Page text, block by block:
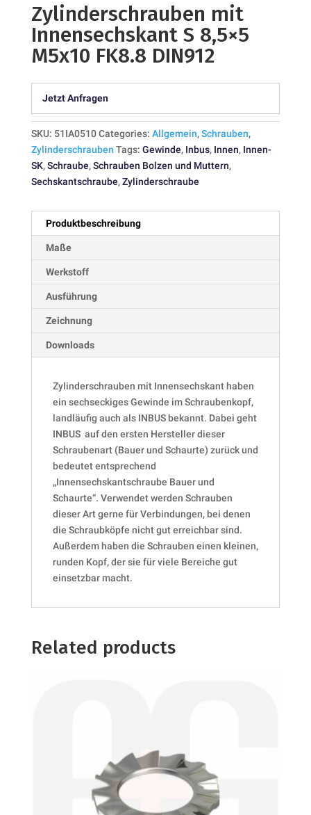
Zylinderschrauben mit
Innensechskant S 8,5×5
M5x10 FK8.8 DIN912
Jetzt Anfragen
SKU: 51IA0510 Categories: Allgemein,Schrauben,
Zylinderschrauben Tags: Gewinde, Inbus, Innen, Innen-
SK,Schraube,Schrauben Bolzen und Muttern,
Sechskantschraube,Zylinderschraube
Produktbeschreibung
Maße
Werkstoff
Ausführung
Zeichnung
Downloads
Zylinderschrauben mit Innensechskant haben
ein sechseckiges Gewinde im Schraubenkopf,
landläufig auch als INBUS bekannt. Dabei geht
INBUS auf den ersten Hersteller dieser
Schraubenart (Bauer und Schaurte) zurück und
bedeutet entsprechend
„Innensechskantschraube Bauer und
Schaurte“. Verwendet werden Schrauben
dieser Art gerne für Verbindungen, bei denen
die Schraubköpfe nicht gut erreichbar sind.
Außerdem haben die Schrauben einen kleinen,
runden Kopf, der sie für viele Bereiche gut
einsetzbar macht.
Related products